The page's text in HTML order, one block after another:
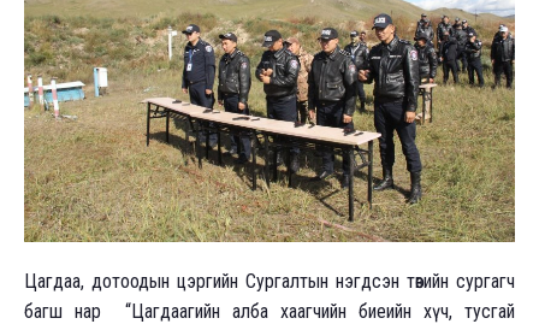
Цагдаа, дотоодын цэргийн Сургалтын нэгдсэн төвийн сургагч
багш нар “Цагдаагийн алба хаагчийн биеийн хүч, тусгай